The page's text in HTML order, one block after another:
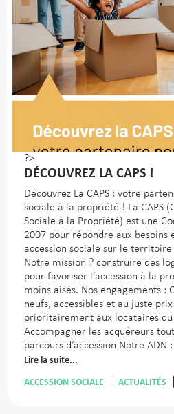
?>
DÉCOUVREZ LA CAPS !
Découvrez La CAPS : votre
sociale à la propriété ! La CAPS
Sociale à la Propriété) est une
2007 pour répondre aux besoins
accession sociale sur le
Notre mission ? construire des
pour favoriser l’accession à la
moins aisés. Nos engagements :
neufs, accessibles et au juste prix
prioritairement aux locataires
Accompagner les acquéreurs
parcours d’accession Notre ADN :
Lire la suite...
ACCESSION SOCIALE
ACTUALITÉS